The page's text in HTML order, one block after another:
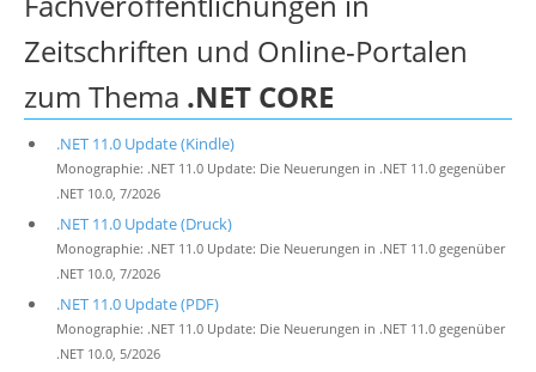
Zeitschriften und Online-Portalen
zum Thema .NET CORE
.NET 11.0 Update (Kindle)
Monographie: .NET 11.0 Update: Die Neuerungen in .NET 11.0 gegenüber
.NET 10.0, 7/2026
.NET 11.0 Update (Druck)
Monographie: .NET 11.0 Update: Die Neuerungen in .NET 11.0 gegenüber
.NET 10.0, 7/2026
.NET 11.0 Update (PDF)
Monographie: .NET 11.0 Update: Die Neuerungen in .NET 11.0 gegenüber
.NET 10.0, 5/2026